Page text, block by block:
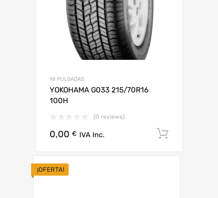
18 PULGADAS
YOKOHAMA G033 215/70R16
100H
(0 reviews)
0,00 € IVA Inc.
¡OFERTA!